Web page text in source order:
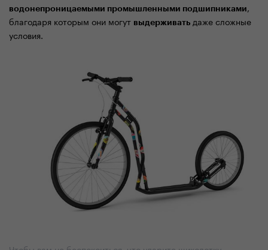
водонепроницаемыми промышленными подшипниками,
благодаря которым они могут выдерживать даже сложные
условия.